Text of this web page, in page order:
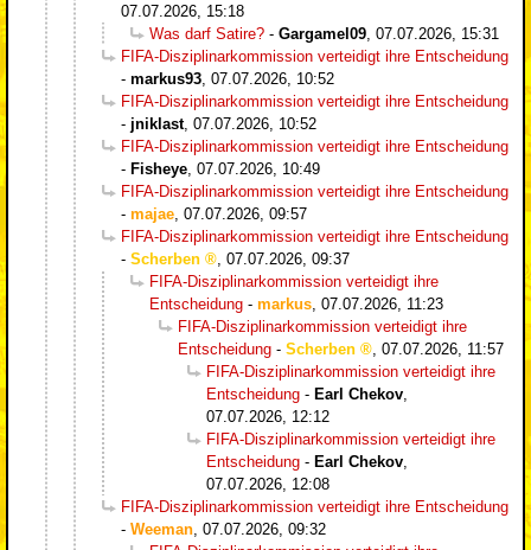
07.07.2026, 15:18
Was darf Satire? - Gargamel09, 07.07.2026, 15:31
FIFA-Disziplinarkommission verteidigt ihre Entscheidung
- markus93, 07.07.2026, 10:52
FIFA-Disziplinarkommission verteidigt ihre Entscheidung
- jniklast, 07.07.2026, 10:52
FIFA-Disziplinarkommission verteidigt ihre Entscheidung
- Fisheye, 07.07.2026, 10:49
FIFA-Disziplinarkommission verteidigt ihre Entscheidung
- majae, 07.07.2026, 09:57
FIFA-Disziplinarkommission verteidigt ihre Entscheidung
- Scherben , 07.07.2026, 09:37
FIFA-Disziplinarkommission verteidigt ihre
Entscheidung - markus, 07.07.2026, 11:23
FIFA-Disziplinarkommission verteidigt ihre
Entscheidung - Scherben , 07.07.2026, 11:57
FIFA-Disziplinarkommission verteidigt ihre
Entscheidung - Earl Chekov,
07.07.2026, 12:12
FIFA-Disziplinarkommission verteidigt ihre
Entscheidung - Earl Chekov,
07.07.2026, 12:08
FIFA-Disziplinarkommission verteidigt ihre Entscheidung
- Weeman, 07.07.2026, 09:32